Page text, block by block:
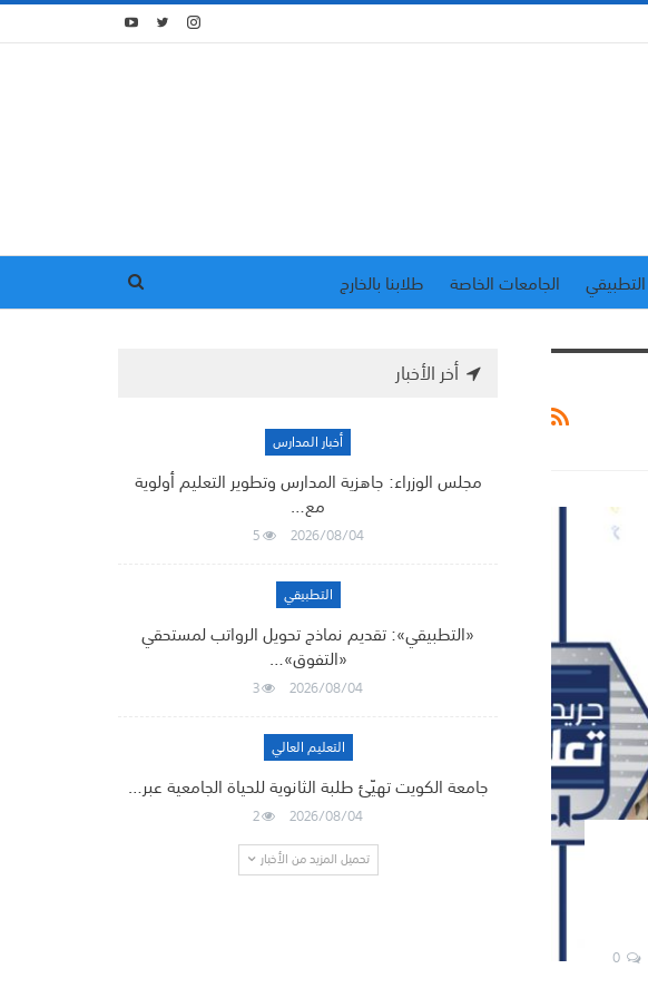
التطبيقي الجامعات الخاصة
طلابنا بالخارج
أخر الأخبار
أخبار المدارس
مجلس الوزراء: جاهزية المدارس وتطوير التعليم أولوية
مع…
2026/08/04
5
التطبيقي
«التطبيقي»: تقديم نماذج تحويل الرواتب لمستحقي
«التفوق»…
2026/08/04
3
التعليم العالي
جامعة الكويت تهيّئ طلبة الثانوية للحياة الجامعية عبر…
2026/08/04
2
تحميل المزيد من الأخبار